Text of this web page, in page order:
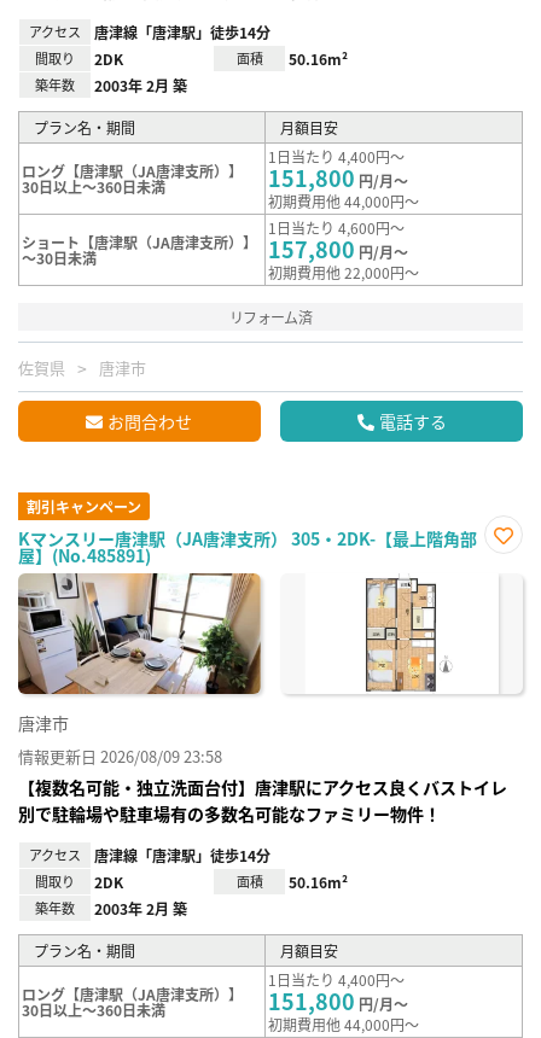
アクセス 唐津線「唐津駅」徒歩14分
間取り 2DK 面積 50.16m²
築年数 2003年 2月 築
プラン名・期間 月額目安
ロング【唐津駅（JA唐津支所）】
30日以上～360日未満
1日当たり 4,400円～
151,800 円/月～
初期費用他 44,000円～
ショート【唐津駅（JA唐津支所）】
～30日未満
1日当たり 4,600円～
157,800 円/月～
初期費用他 22,000円～
リフォーム済
佐賀県 唐津市
お問合わせ 電話する
割引キャンペーン
Kマンスリー唐津駅（JA唐津支所） 305・2DK-【最上階角部
屋】(No.485891)
に入
唐津市
情報更新日 2026/08/09 23:58
【複数名可能・独立洗面台付】唐津駅にアクセス良くバストイレ
別で駐輪場や駐車場有の多数名可能なファミリー物件！
アクセス 唐津線「唐津駅」徒歩14分
間取り 2DK 面積 50.16m²
築年数 2003年 2月 築
プラン名・期間 月額目安
ロング【唐津駅（JA唐津支所）】
30日以上～360日未満
1日当たり 4,400円～
151,800 円/月～
初期費用他 44,000円～